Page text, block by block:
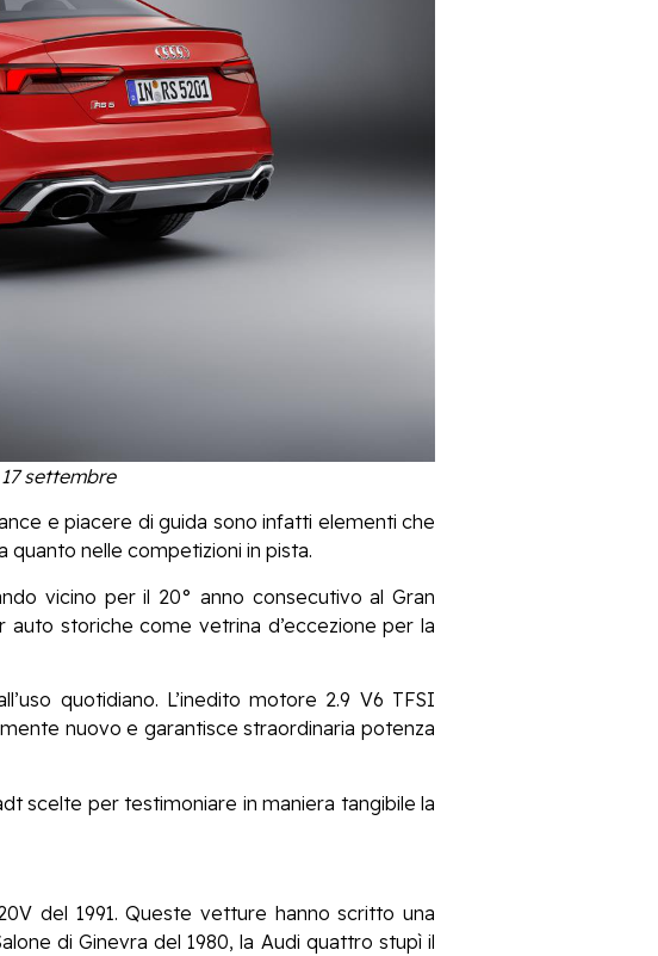
settembre
e piacere di guida sono infatti elementi che
nelle competizioni in pista.
vicino per il 20° anno consecutivo al Gran
storiche come vetrina d’eccezione per la
quotidiano. L’inedito motore 2.9 V6 TFSI
nuovo e garantisce straordinaria potenza
scelte per testimoniare in maniera tangibile la
del 1991. Queste vetture hanno scritto una
di Ginevra del 1980, la Audi quattro stupì il